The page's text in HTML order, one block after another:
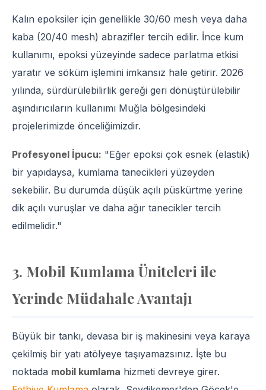
Kalın epoksiler için genellikle 30/60 mesh veya daha
kaba (20/40 mesh) abrazifler tercih edilir. İnce kum
kullanımı, epoksi yüzeyinde sadece parlatma etkisi
yaratır ve söküm işlemini imkansız hale getirir. 2026
yılında, sürdürülebilirlik gereği geri dönüştürülebilir
aşındırıcıların kullanımı Muğla bölgesindeki
projelerimizde önceliğimizdir.
Profesyonel İpucu: "Eğer epoksi çok esnek (elastik)
bir yapıdaysa, kumlama tanecikleri yüzeyden
sekebilir. Bu durumda düşük açılı püskürtme yerine
dik açılı vuruşlar ve daha ağır tanecikler tercih
edilmelidir."
3. Mobil Kumlama Üniteleri ile
Yerinde Müdahale Avantajı
Büyük bir tankı, devasa bir iş makinesini veya karaya
çekilmiş bir yatı atölyeye taşıyamazsınız. İşte bu
noktada mobil kumlama hizmeti devreye girer.